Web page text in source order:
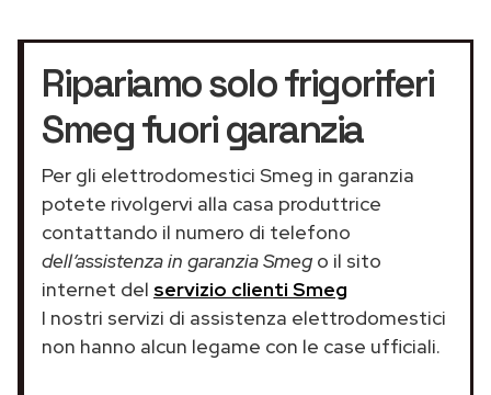
Ripariamo solo frigoriferi
Smeg fuori garanzia
Per gli elettrodomestici Smeg in garanzia
potete rivolgervi alla casa produttrice
contattando il numero di telefono
dell’assistenza in garanzia Smeg o il sito
internet del servizio clienti Smeg
I nostri servizi di assistenza elettrodomestici
non hanno alcun legame con le case ufficiali.